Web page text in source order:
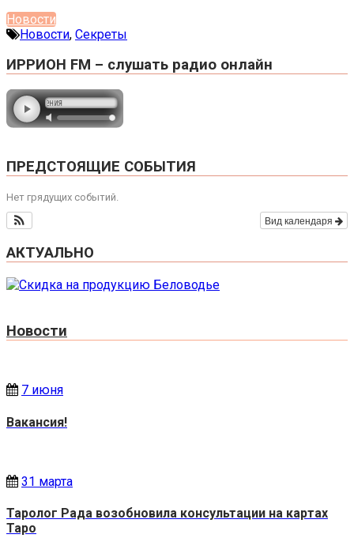
Новости
Новости, Секреты
ИРРИОН FM – слушать радио онлайн
ПРЕДСТОЯЩИЕ СОБЫТИЯ
Нет грядущих событий.
Вид календаря
АКТУАЛЬНО
Новости
7 июня
Вакансия!
31 марта
Таролог Рада возобновила консультации на картах
Таро